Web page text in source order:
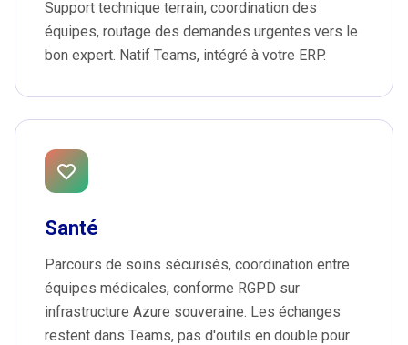
Support technique terrain, coordination des
équipes, routage des demandes urgentes vers le
bon expert. Natif Teams, intégré à votre ERP.
Santé
Parcours de soins sécurisés, coordination entre
équipes médicales, conforme RGPD sur
infrastructure Azure souveraine. Les échanges
restent dans Teams, pas d'outils en double pour